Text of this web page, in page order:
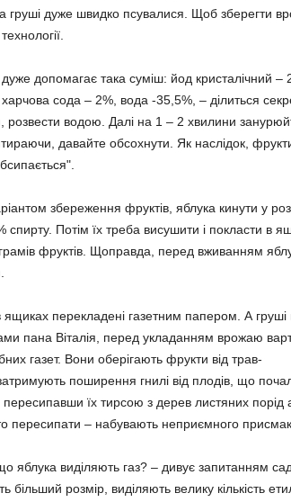
груші дуже швидко псувалися. Щоб зберегти
дуже допомагає така суміш: йод кристалічний –
сода – 2%, вода -35,5%, – ділиться
розвести водою. Далі на 1 – 2 хвилини
давайте обсохнути. Як наслідок,
збереження фруктів, яблука кинути у
спирту. Потім їх треба висушити і покласти в
фруктів. Щоправда, перед вживанням
ящиках перекладені газетним папером. А
пана Віталія, перед укладанням врожаю
газет. Вони оберігають фрукти від трав-
поширення гнилі від плодів, що
пересипавши їх тирсою з дерев листяних порід
пересипати – набувають неприємного
яблука виділяють газ? – дивує запитанням
більший розмір, виділяють велику кількість